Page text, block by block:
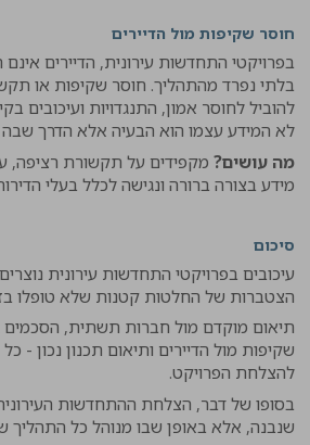
חוסר שקיפות מול הדיירים
בפרויקטי התחדשות עירונית, הדיירים
בלתי נפרד מהתהליך. חוסר שקיפות או
להוביל לחוסר אמון, התנגדויות ועיכובים
לא המידע עצמו הוא הבעיה אלא הדרך שבה
מה עושים? מקפידים על תקשורת רציפה,
מידע בצורה ברורה ונגישה לכלל בעלי
סיכום
עיכובים בפרויקטי התחדשות עירונית
הצטברות של החלטות קטנות שלא טופלו
תיאום מוקדם מול חברות תשתית, הסכמים
שקיפות מול הדיירים ותיאום תכנון נכון -
להצלחת הפרויקט.
בסופו של דבר, הצלחת ההתחדשות
שנבנה, אלא באופן שבו מנוהל כל התהליך